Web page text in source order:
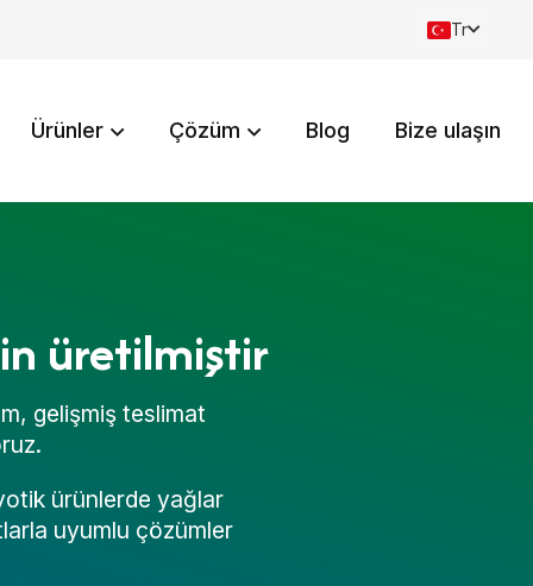
Tr
Ürünler Çözüm Blog Bize ulaşın
üretilmiştir
gelişmiş teslimat
ürünlerde yağlar
uyumlu çözümler